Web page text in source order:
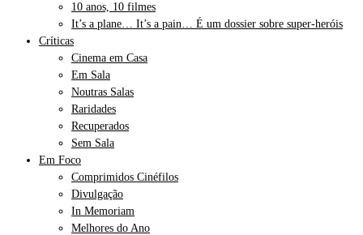
10 anos, 10 filmes
It’s a plane… It’s a pain… É um dossier sobre super-heróis
Críticas
Cinema em Casa
Em Sala
Noutras Salas
Raridades
Recuperados
Sem Sala
Em Foco
Comprimidos Cinéfilos
Divulgação
In Memoriam
Melhores do Ano